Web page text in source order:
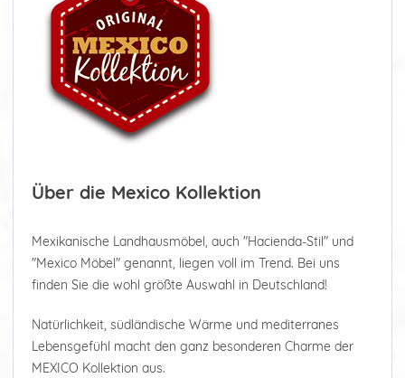
Über die Mexico Kollektion
Mexikanische Landhausmöbel, auch "Hacienda-Stil" und
"Mexico Möbel" genannt, liegen voll im Trend. Bei uns
finden Sie die wohl größte Auswahl in Deutschland!
Natürlichkeit, südländische Wärme und mediterranes
Lebensgefühl macht den ganz besonderen Charme der
MEXICO Kollektion aus.